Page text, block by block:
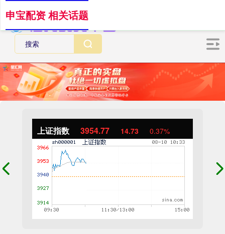
上证指数 3954.77 14.73 0.37%
申宝配资 相关话题